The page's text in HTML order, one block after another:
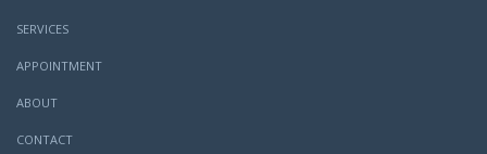
SERVICES
APPOINTMENT
ABOUT
CONTACT